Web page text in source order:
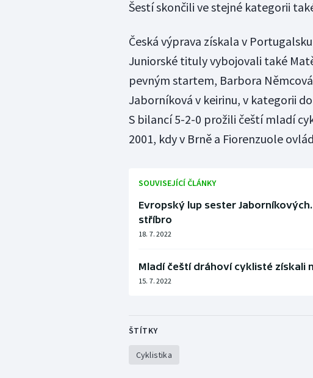
Šestí skončili ve stejné kategorii
Česká výprava získala v
Juniorské tituly vybojovali také
pevným startem, Barbora
Jaborníková v keirinu, v kategorii
S bilancí 5-2-0 prožili čeští mladí
2001, kdy v Brně a Fiorenzuole
SOUVISEJÍCÍ ČLÁNKY
Evropský lup sester
stříbro
18. 7. 2022
Mladí čeští dráhoví cyklisté získali
15. 7. 2022
ŠTÍTKY
Cyklistika